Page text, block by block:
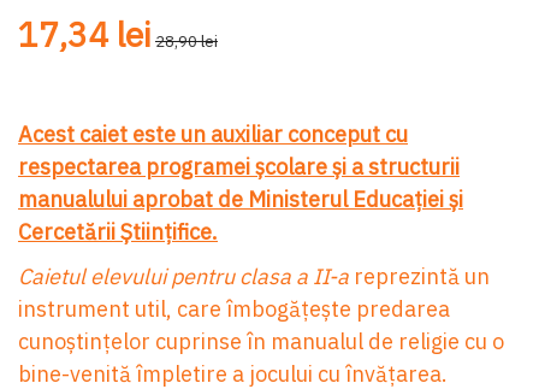
17,34 lei 28,90 lei
Acest caiet este un auxiliar conceput cu
respectarea programei şcolare şi a structurii
manualului aprobat de Ministerul Educaţiei şi
Cercetării Ştiinţifice.
Caietul elevului pentru clasa a II-a reprezintă un
instrument util, care îmbogăţeşte predarea
cunoştinţelor cuprinse în manualul de religie cu o
bine-venită împletire a jocului cu învăţarea.